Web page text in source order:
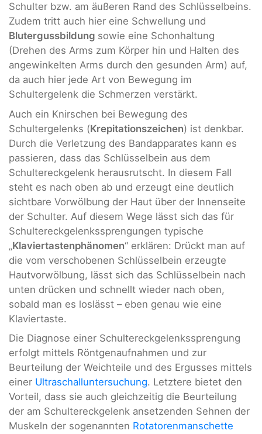
Schulter bzw. am äußeren Rand des Schlüsselbeins.
Zudem tritt auch hier eine Schwellung und
Blutergussbildung sowie eine Schonhaltung
(Drehen des Arms zum Körper hin und Halten des
angewinkelten Arms durch den gesunden Arm) auf,
da auch hier jede Art von Bewegung im
Schultergelenk die Schmerzen verstärkt.
Auch ein Knirschen bei Bewegung des
Schultergelenks (Krepitationszeichen) ist denkbar.
Durch die Verletzung des Bandapparates kann es
passieren, dass das Schlüsselbein aus dem
Schultereckgelenk herausrutscht. In diesem Fall
steht es nach oben ab und erzeugt eine deutlich
sichtbare Vorwölbung der Haut über der Innenseite
der Schulter. Auf diesem Wege lässt sich das für
Schultereckgelenkssprengungen typische
„Klaviertastenphänomen“ erklären: Drückt man auf
die vom verschobenen Schlüsselbein erzeugte
Hautvorwölbung, lässt sich das Schlüsselbein nach
unten drücken und schnellt wieder nach oben,
sobald man es loslässt – eben genau wie eine
Klaviertaste.
Die Diagnose einer Schultereckgelenkssprengung
erfolgt mittels Röntgenaufnahmen und zur
Beurteilung der Weichteile und des Ergusses mittels
einer Ultraschalluntersuchung. Letztere bietet den
Vorteil, dass sie auch gleichzeitig die Beurteilung
der am Schultereckgelenk ansetzenden Sehnen der
Muskeln der sogenannten Rotatorenmanschette